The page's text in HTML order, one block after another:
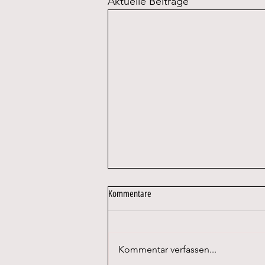
Volksschule Asperhofen
Kommentare
Kommentar verfassen...